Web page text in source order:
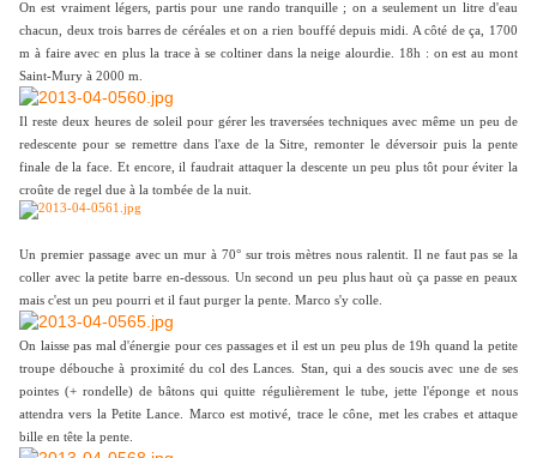
On est vraiment légers, partis pour une rando tranquille ; on a seulement un litre d'eau
chacun, deux trois barres de céréales et on a rien bouffé depuis midi. A côté de ça, 1700
m à faire avec en plus la trace à se coltiner dans la neige alourdie. 18h : on est au mont
Saint-Mury à 2000 m.
Il reste deux heures de soleil pour gérer les traversées techniques avec même un peu de
redescente pour se remettre dans l'axe de la Sitre, remonter le déversoir puis la pente
finale de la face. Et encore, il faudrait attaquer la descente un peu plus tôt pour éviter la
croûte de regel due à la tombée de la nuit.
Un premier passage avec un mur à 70° sur trois mètres nous ralentit. Il ne faut pas se la
coller avec la petite barre en-dessous. Un second un peu plus haut où ça passe en peaux
mais c'est un peu pourri et il faut purger la pente. Marco s'y colle.
On laisse pas mal d'énergie pour ces passages et il est un peu plus de 19h quand la petite
troupe débouche à proximité du col des Lances. Stan, qui a des soucis avec une de ses
pointes (+ rondelle) de bâtons qui quitte régulièrement le tube, jette l'éponge et nous
attendra vers la Petite Lance. Marco est motivé, trace le cône, met les crabes et attaque
bille en tête la pente.